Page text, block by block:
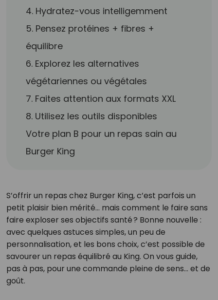
4. Hydratez-vous intelligemment
5. Pensez protéines + fibres +
équilibre
6. Explorez les alternatives
végétariennes ou végétales
7. Faites attention aux formats XXL
8. Utilisez les outils disponibles
Votre plan B pour un repas sain au
Burger King
S’offrir un repas chez Burger King, c’est parfois un
petit plaisir bien mérité… mais comment le faire sans
faire exploser ses objectifs santé ? Bonne nouvelle :
avec quelques astuces simples, un peu de
personnalisation, et les bons choix, c’est possible de
savourer un repas équilibré au King. On vous guide,
pas à pas, pour une commande pleine de sens… et de
goût.